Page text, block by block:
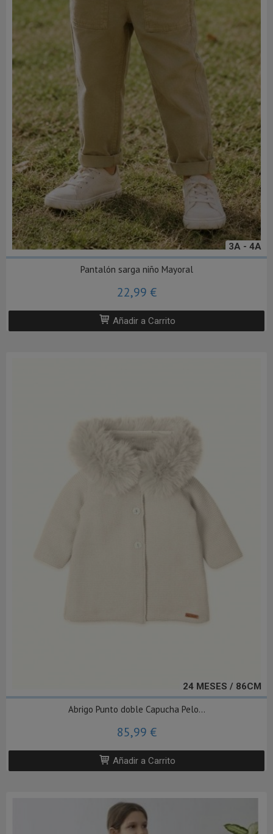
3A - 4A
Pantalón sarga niño Mayoral
22,99 €
Añadir a Carrito
24 MESES / 86CM
Abrigo Punto doble Capucha Pelo...
85,99 €
Añadir a Carrito